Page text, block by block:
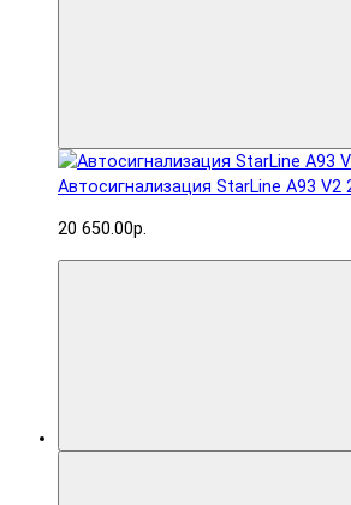
Автосигнализация StarLine A93 V2
20 650.00р.